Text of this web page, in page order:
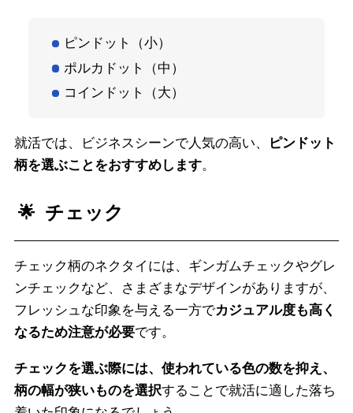
ピンドット（小）
ポルカドット（中）
コインドット（大）
就活では、ビジネスシーンで人気の高い、
ピンドット
柄を選ぶことをおすすめします。
チェック
チェック柄のネクタイには、ギンガムチェックやグレ
ンチェックなど、さまざまなデザインがありますが、
フレッシュな印象を与える一方でカジュアル度も高く
なるため注意が必要です。
チェックを選ぶ際には、使われている色の数を抑え、
柄の幅が狭いものを選択することで就活に適した落ち